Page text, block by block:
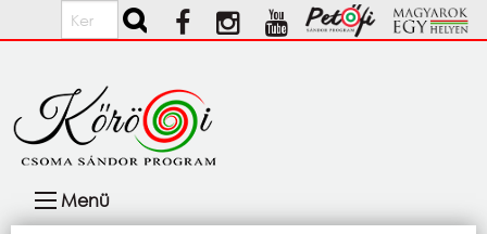
Ugrás a tartalomra
Keresés
navigáció
Menü